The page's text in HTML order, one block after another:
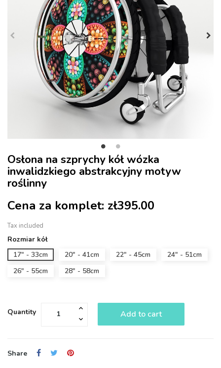
Osłona na szprychy kół wózka
inwalidzkiego abstrakcyjny motyw
roślinny
Cena za komplet: zł395.00
Tax included
Rozmiar kół
17" - 33cm
20" - 41cm 22" - 45cm
24" - 51cm
26" - 55cm
28" - 58cm
Quantity Add to cart
Share